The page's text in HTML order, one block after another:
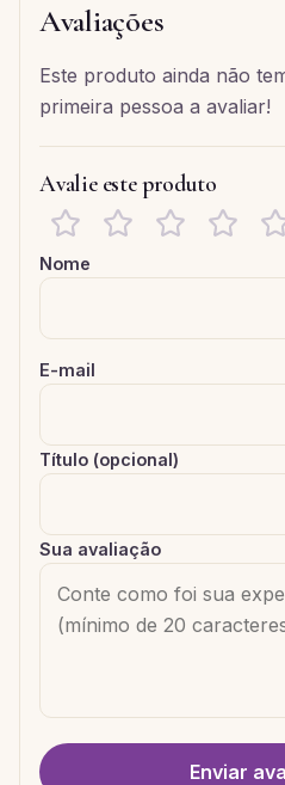
Avaliações
Este produto ainda não
primeira pessoa a avaliar!
Avalie este produto
Nome
E-mail
Título (opcional)
Sua avaliação
Enviar